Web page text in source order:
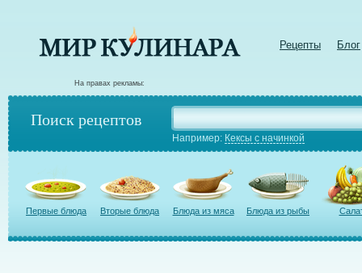
Рецепты Блог
На правах рекламы:
Поиск рецептов
Например: Кексы с начинкой
Первые блюда Вторые блюда Блюда из мяса Блюда из рыбы